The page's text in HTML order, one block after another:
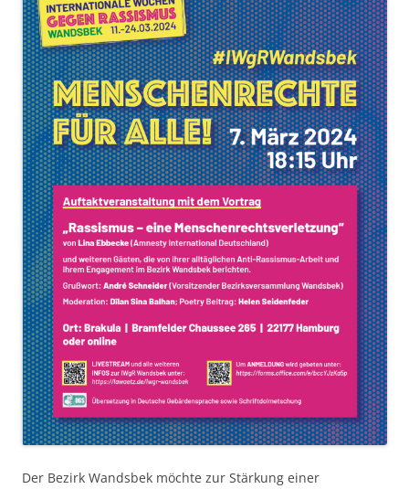
Der Bezirk Wandsbek möchte zur Stärkung einer